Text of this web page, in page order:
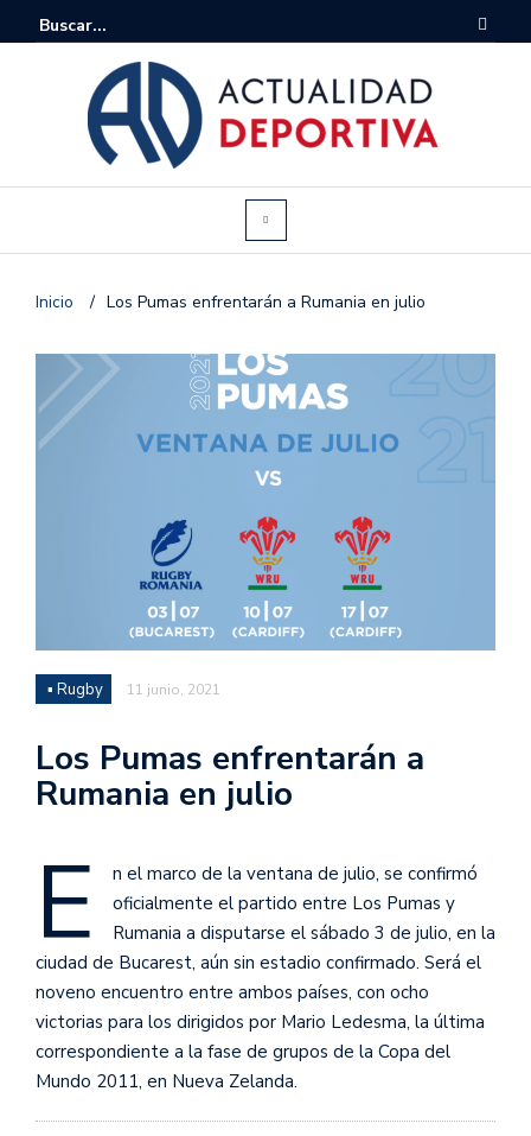
Inicio / Los Pumas enfrentarán a Rumania en julio
▪ Rugby 11 junio, 2021
Los Pumas enfrentarán a
Rumania en julio
E
n el marco de la ventana de julio, se confirmó
oficialmente el partido entre Los Pumas y
Rumania a disputarse el sábado 3 de julio, en la
ciudad de Bucarest, aún sin estadio confirmado. Será el
noveno encuentro entre ambos países, con ocho
victorias para los dirigidos por Mario Ledesma, la última
correspondiente a la fase de grupos de la Copa del
Mundo 2011, en Nueva Zelanda.